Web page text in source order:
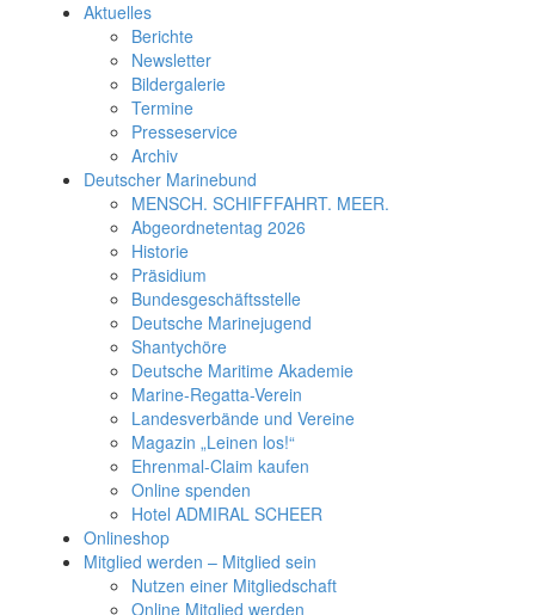
Aktuelles
Berichte
Newsletter
Bildergalerie
Termine
Presseservice
Archiv
Deutscher Marinebund
MENSCH. SCHIFFFAHRT. MEER.
Abgeordnetentag 2026
Historie
Präsidium
Bundesgeschäftsstelle
Deutsche Marinejugend
Shantychöre
Deutsche Maritime Akademie
Marine-Regatta-Verein
Landesverbände und Vereine
Magazin „Leinen los!“
Ehrenmal-Claim kaufen
Online spenden
Hotel ADMIRAL SCHEER
Onlineshop
Mitglied werden – Mitglied sein
Nutzen einer Mitgliedschaft
Online Mitglied werden